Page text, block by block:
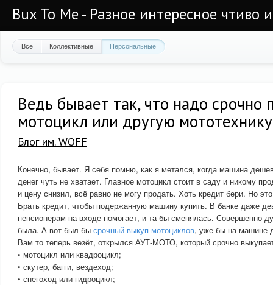
Bux To Me - Разное интересное чтиво
Все Коллективные Персональные
Ведь бывает так, что надо срочно
мотоцикл или другую мототехнику
Блог им. WOFF
Конечно, бывает. Я себя помню, как я метался, когда машина
денег чуть не хватает. Главное мотоцикл стоит в саду и никому
и цену снизил, всё равно не могу продать. Хоть кредит бери. Но
Брать кредит, чтобы подержанную машину купить. В банке даже
пенсионерам на входе помогает, и та бы сменялась. Совершенно
была. А вот был бы срочный выкуп мотоциклов, уже бы на машине
Вам то теперь везёт, открылся АУТ-МОТО, который срочно
• мотоцикл или квадроцикл;
• скутер, багги, вездеход;
• снегоход или гидроцикл;